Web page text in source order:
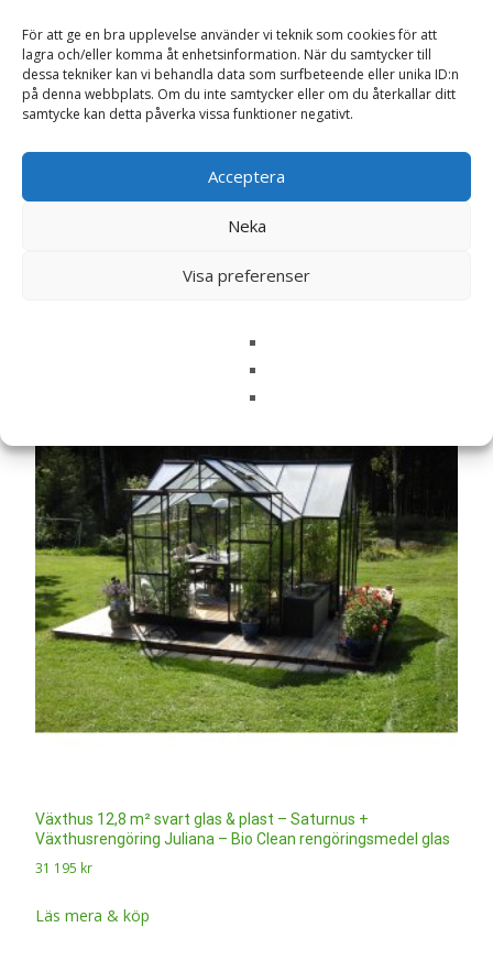
För att ge en bra upplevelse använder vi teknik som cookies för att
lagra och/eller komma åt enhetsinformation. När du samtycker till
dessa tekniker kan vi behandla data som surfbeteende eller unika ID:n
på denna webbplats. Om du inte samtycker eller om du återkallar ditt
samtycke kan detta påverka vissa funktioner negativt.
Acceptera
Neka
Visa preferenser
E-post*
Spara mitt namn, min e-postadress och webbplats i
denna webbläsare till nästa gång jag skriver en
Växthus 12,8 m² svart glas & plast – Saturnus +
Växthusrengöring Juliana – Bio Clean rengöringsmedel glas
31 195 kr
Läs mera & köp